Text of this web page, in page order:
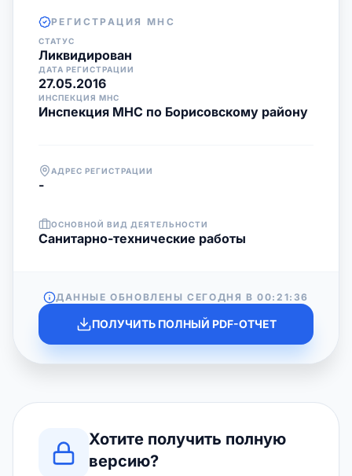
РЕГИСТРАЦИЯ МНС
СТАТУС
Ликвидирован
ДАТА РЕГИСТРАЦИИ
27.05.2016
ИНСПЕКЦИЯ МНС
Инспекция МНС по Борисовскому району
АДРЕС РЕГИСТРАЦИИ
-
ОСНОВНОЙ ВИД ДЕЯТЕЛЬНОСТИ
Санитарно-технические работы
ДАННЫЕ ОБНОВЛЕНЫ СЕГОДНЯ В00:21:36
ПОЛУЧИТЬ ПОЛНЫЙ PDF-ОТЧЕТ
Хотите получить полную
версию?